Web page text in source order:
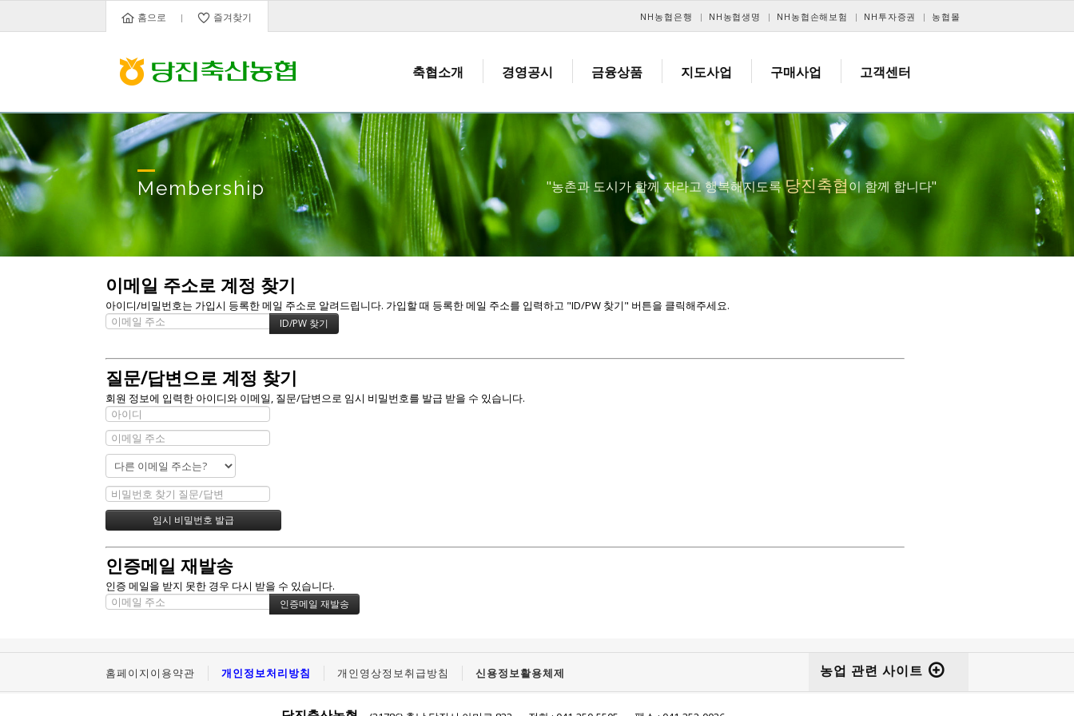
홈으로 즐겨찾기 NH농협은행 NH농협생명 NH농협손해보험 NH투자증권 농협몰
축협소개 경영공시 금융상품 지도사업 구매사업 고객센터
Membership "농촌과 도시가 함께 자라고 행복해지도록당진축협이 함께 합니다"
이메일 주소로 계정 찾기
아이디/비밀번호는 가입시 등록한 메일 주소로 알려드립니다. 가입할 때 등록한 메일 주소를 입력하고 "ID/PW 찾기" 버튼을 클릭해주세요.
질문/답변으로 계정 찾기
회원 정보에 입력한 아이디와 이메일, 질문/답변으로 임시 비밀번호를 발급 받을 수 있습니다.
인증메일 재발송
인증 메일을 받지 못한 경우 다시 받을 수 있습니다.
홈페이지이용약관 개인정보처리방침 개인영상정보취급방침 신용정보활용체제 농업 관련 사이트